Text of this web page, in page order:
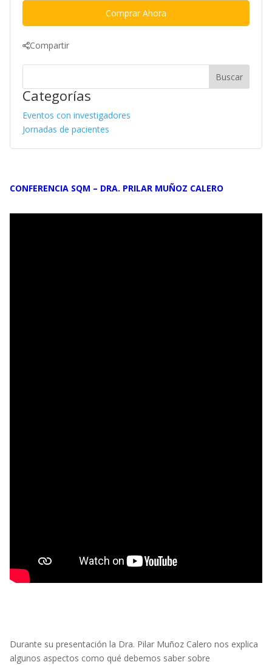
CONFERENCIA SQM – DRA. PRILAR MUÑOZ CALERO
Durante su presentación la Dra. Pilar Muñoz Calero nos explica
algunos aspectos como qué debemos saber sobre
Comprar Ahora
Compartir
Categorías
Eventos con investigadores
Jornadas de pacientes